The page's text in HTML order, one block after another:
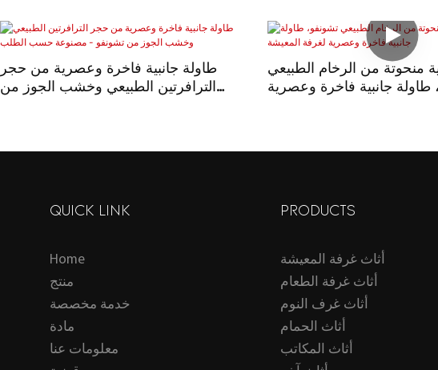
طاولة جانبية فاخرة وعصرية من حجر
الترافرتين الطبيعي وخشب الجوز من
منحوتة من الرخام الطبيعي
طاولة جانبية فاخرة وعصرية
QUICK LINK
Home
منتج
خدمة مخصصة
مادة
معلومات عنا
PRODUCTS
أثاث غرفة المعيشة
أثاث غرفة الطعام
أثاث غرف النوم
أثاث الحمام
أثاث المكاتب